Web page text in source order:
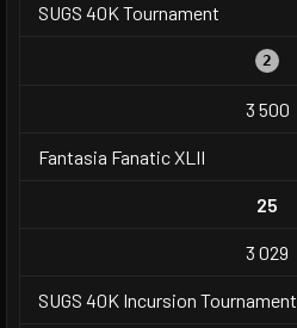
SUGS 40K Tournament
2
3 500
Fantasia Fanatic XLII
25
3 029
SUGS 40K Incursion Tournament